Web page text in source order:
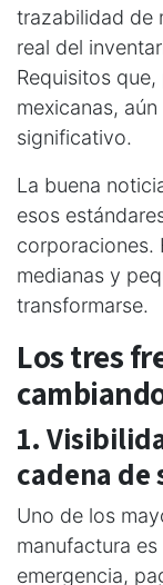
trazabilidad de
real del
Requisitos
mexicanas,
significativo.
La buena
esos
corporaciones.
medianas y
transformarse.
Los tres
1.
cadena
Uno de los
manufactura es
emergencia,